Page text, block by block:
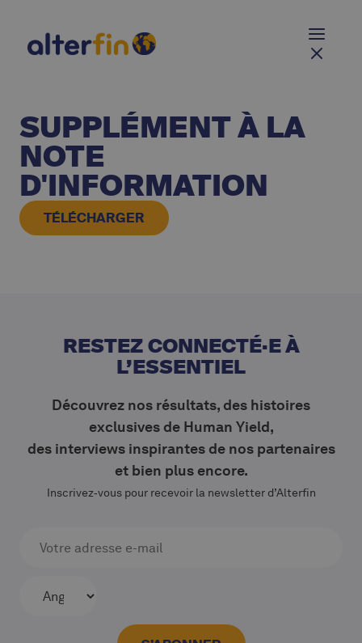
SUPPLÉMENT À LA
NOTE
D'INFORMATION
TÉLÉCHARGER
RESTEZ CONNECTÉ·E À
L’ESSENTIEL
Découvrez nos résultats, des histoires
exclusives de Human Yield,
des interviews inspirantes de nos partenaires
et bien plus encore.
Inscrivez‑vous pour recevoir la newsletter d’Alterfin